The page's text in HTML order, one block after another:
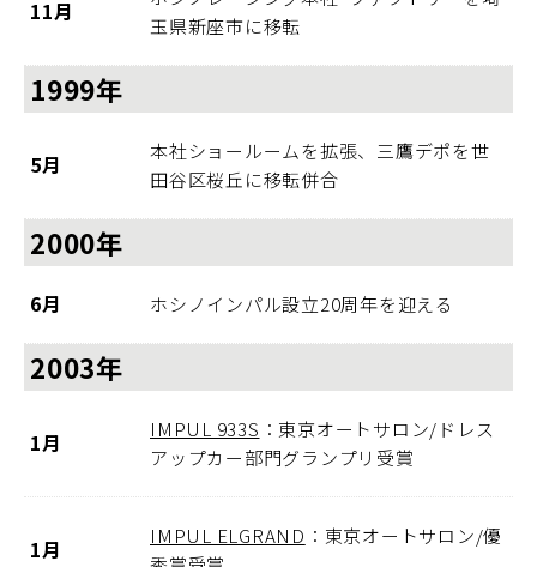
11月
玉県新座市に移転
1999年
5月
本社ショールームを拡張、三鷹デポを世
田谷区桜丘に移転併合
2000年
6月 ホシノインパル設立20周年を迎える
2003年
1月 IMPUL 933S ：東京オートサロン/ドレス
アップカー部門グランプリ受賞
1月 IMPUL ELGRAND ：東京オートサロン/優